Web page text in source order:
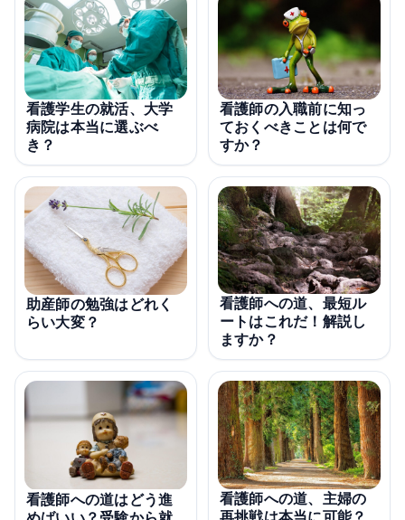
看護学生の就活、大学
病院は本当に選ぶべ
き？
看護師の入職前に知っ
ておくべきことは何で
すか？
助産師の勉強はどれく
らい大変？
看護師への道、最短ル
ートはこれだ！解説し
ますか？
看護師への道はどう進
看護師への道、主婦の